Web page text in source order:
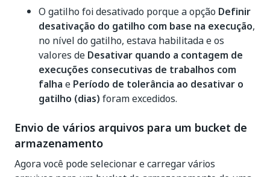
O gatilho foi desativado porque a opção Definir
desativação do gatilho com base na execução,
no nível do gatilho, estava habilitada e os
valores de Desativar quando a contagem de
execuções consecutivas de trabalhos com
falha e Período de tolerância ao desativar o
gatilho (dias) foram excedidos.
Envio de vários arquivos para um bucket de
armazenamento
Agora você pode selecionar e carregar vários